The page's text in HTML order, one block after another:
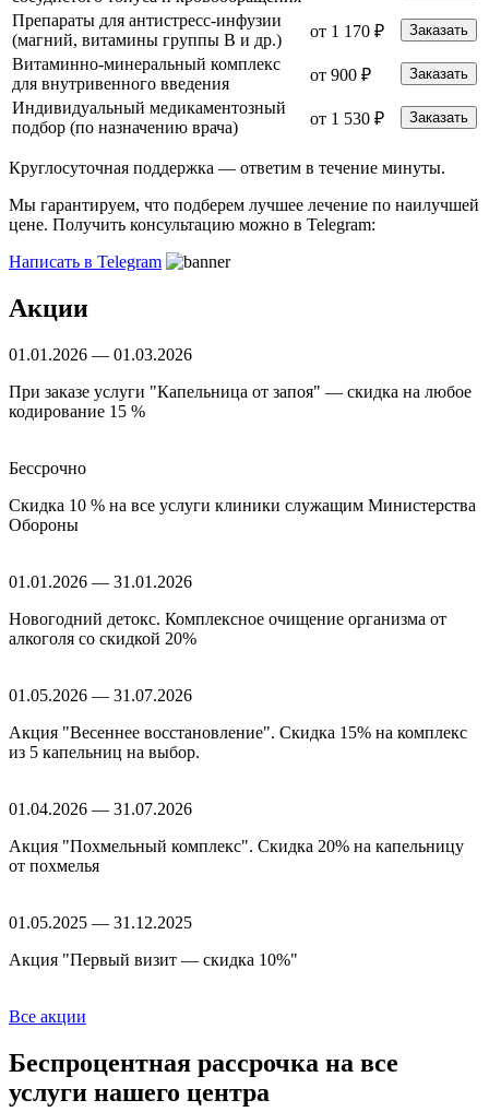
Препараты для антистресс-инфузии
(магний, витамины группы B и др.)
от 1 170 ₽ Заказать
Витаминно-минеральный комплекс
для внутривенного введения
от 900 ₽ Заказать
Индивидуальный медикаментозный
подбор (по назначению врача)
от 1 530 ₽ Заказать
Круглосуточная поддержка — ответим в течение минуты.
Мы гарантируем, что подберем лучшее лечение по наилучшей
цене. Получить консультацию можно в Telegram:
Написать в Telegram
Акции
01.01.2026 — 01.03.2026
При заказе услуги "Капельница от запоя" — скидка на любое
кодирование 15 %
Бессрочно
Скидка 10 % на все услуги клиники служащим Министерства
Обороны
01.01.2026 — 31.01.2026
Новогодний детокс. Комплексное очищение организма от
алкоголя со скидкой 20%
01.05.2026 — 31.07.2026
Акция "Весеннее восстановление". Скидка 15% на комплекс
из 5 капельниц на выбор.
01.04.2026 — 31.07.2026
Акция "Похмельный комплекс". Скидка 20% на капельницу
от похмелья
01.05.2025 — 31.12.2025
Акция "Первый визит — скидка 10%"
Все акции
Беспроцентная рассрочка на все
услуги нашего центра